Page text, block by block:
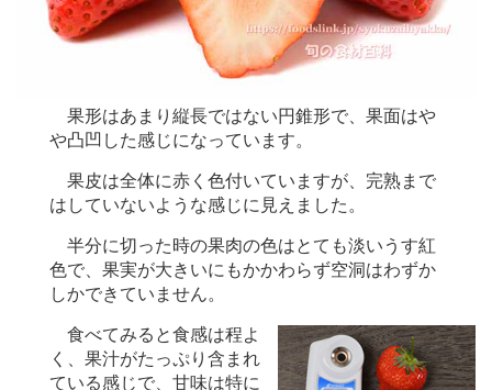
果形はあまり縦長ではない円錐形で、果面はや
や凸凹した感じになっています。
果皮は全体に赤く色付いていますが、完熟まで
はしていないような感じに見えました。
半分に切った時の果肉の色はとても淡いうす紅
色で、果実が大きいにもかかわらず空洞はわずか
しかできていません。
食べてみると食感は程よ
く、果汁がたっぷり含まれ
ている感じで、甘味は特に